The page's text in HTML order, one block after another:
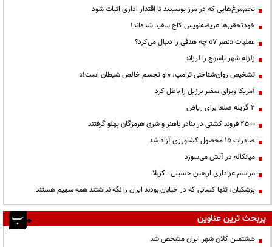
تخم‌مرغ‌هایی که در مرز پوسیدند تا اقتدار اداری اثبات شود
خودتحقیرها عریضه‌نویس کاخ سفید شده‌اند!
عملیات «نصر ۷» چه هدفی را دنبال می‌کرد؟
زلزله شهر یاسوج را لرزاند
تشخیص روان‌شناختی ترامپ: «او تجسم خالص شیطان است!»
آمریکا ویزای سفیر برزیل را باطل کرد
۲ گزینه صنعا برای ریاض
۴۵۰۰ فروند کشتی در بنادر باهنر و شرق هرمزگان پهلو گرفتند
صادرات ۱۵ محصول کشاورزی آزاد شد
میانکاله در آتش می‌سوزد
مراسم عزاداری اربعین حسینی - کربلا
پزشکیان: تنها کسانی که در خیابان بودند ایران را نگه نداشتند همه سهیم هستند
پربحث ترین عناوین
هشتمین کلان شهر ایران مشخص شد